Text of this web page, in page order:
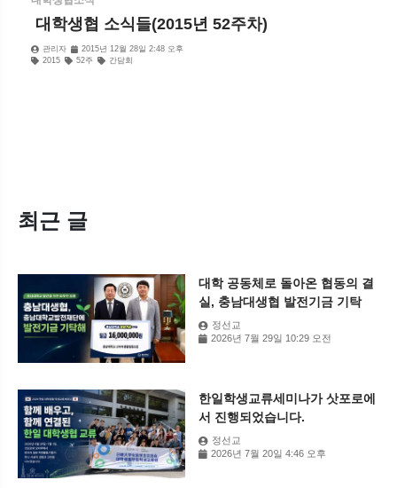
​ 대학생협 소식들(2015년 52주차)
관리자
2015년 12월 28일 2:48 오후
2015
52주 간담회
최근 글
대학 공동체로 돌아온 협동의 결
실, 충남대생협 발전기금 기탁
정선교
2026년 7월 29일 10:29 오전
한일학생교류세미나가 삿포로에
서 진행되었습니다.
정선교
2026년 7월 20일 4:46 오후